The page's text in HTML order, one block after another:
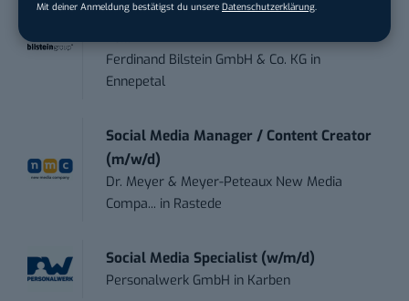
Mit deiner Anmeldung bestätigst du unsere Datenschutzerklärung.
Content Marketing Specialist Product &
Ferdinand Bilstein GmbH & Co. KG in
Ennepetal
Social Media Manager / Content Creator
(m/w/d)
Dr. Meyer & Meyer-Peteaux New Media
Compa... in Rastede
Social Media Specialist (w/m/d)
Personalwerk GmbH in Karben